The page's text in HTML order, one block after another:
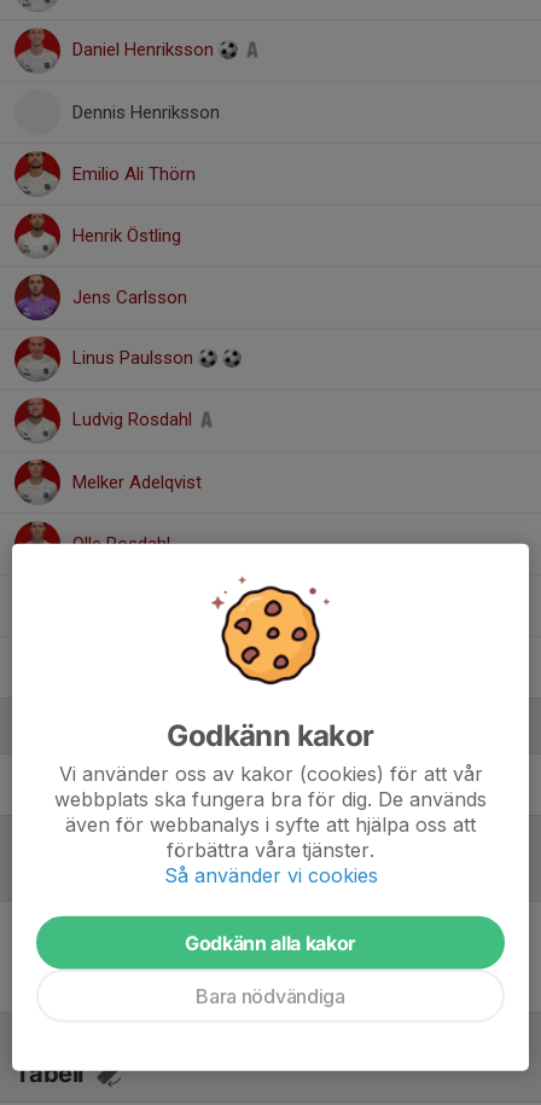
Daniel Henriksson
Dennis Henriksson
Emilio Ali Thörn
Henrik Östling
Jens Carlsson
Linus Paulsson
Ludvig Rosdahl
Melker Adelqvist
Olle Rosdahl
Johan Roth Assisterande tränare
Inget referat skrivet
Tabell
Godkänn kakor
Vi använder oss av kakor (cookies) för att vår
webbplats ska fungera bra för dig. De används
även för webbanalys i syfte att hjälpa oss att
förbättra våra tjänster.
Så använder vi cookies
Godkänn alla kakor
Bara nödvändiga